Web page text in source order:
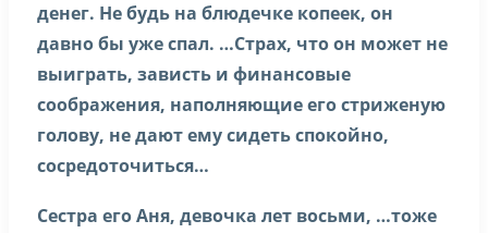
денег. Не будь на блюдечке копеек, он
давно бы уже спал. …Страх, что он может не
выиграть, зависть и финансовые
соображения, наполняющие его стриженую
голову, не дают ему сидеть спокойно,
сосредоточиться…
Сестра его Аня, девочка лет восьми, …тоже